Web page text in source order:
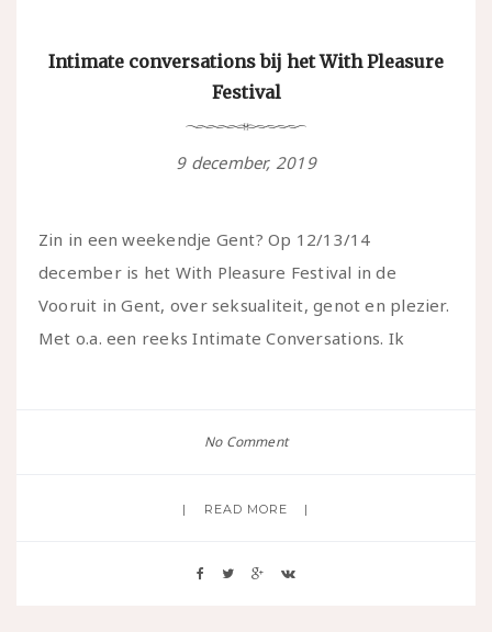
Intimate conversations bij het With Pleasure
Festival
9 december, 2019
Zin in een weekendje Gent? Op 12/13/14
december is het With Pleasure Festival in de
Vooruit in Gent, over seksualiteit, genot en plezier.
Met o.a. een reeks Intimate Conversations. Ik
No Comment
READ MORE